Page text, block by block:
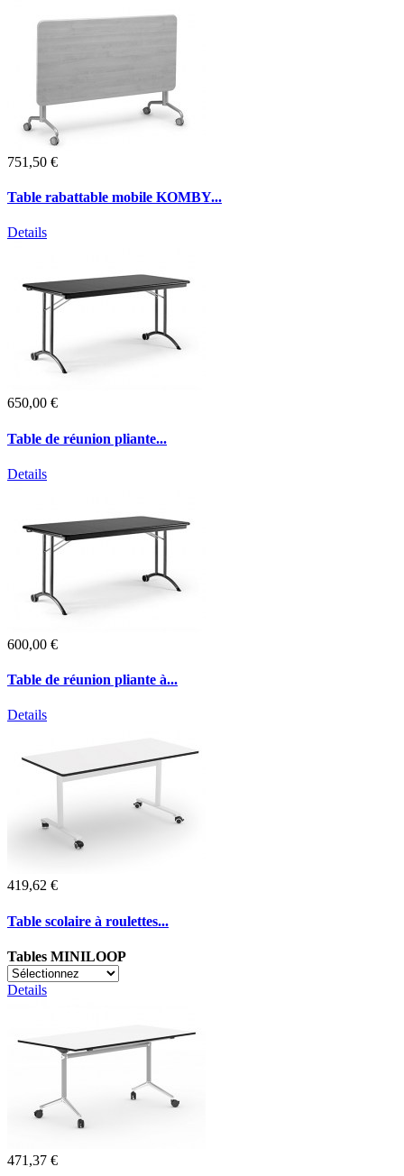
751,50 €
Table rabattable mobile KOMBY...
Details
650,00 €
Table de réunion pliante...
Details
600,00 €
Table de réunion pliante à...
Details
419,62 €
Table scolaire à roulettes...
Tables MINILOOP
Details
471,37 €